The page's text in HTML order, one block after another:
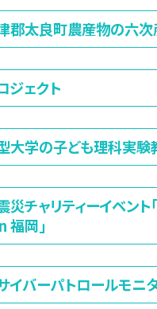
郡太良町農産物の六
ジェクト
大学の子ども理科実験
災チャリティーイベント
福岡」
イバーパトロールモニ